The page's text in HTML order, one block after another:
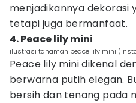
menjadikannya dekorasi
tetapi juga bermanfaat.
4. Peace lily mini
ilustrasi tanaman peace lily mini
Peace lily mini dikenal
berwarna putih elegan.
bersih dan tenang pada